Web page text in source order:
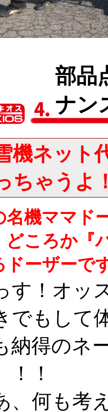
部品
ナン
機ネット
ちゃうよ
名機ママド
どころか『
ドーザーで
す！オッ
でもして
納得のネ
！！
、何も考